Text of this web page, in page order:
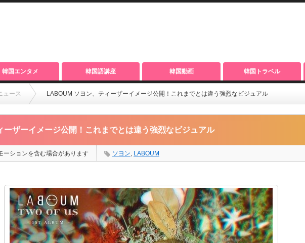
韓国エンタメ 韓国語講座 韓国動画 韓国トラベル
ュース LABOUM ソヨン、ティーザーイメージ公開！これまでとは違う強烈なビジュアル
ーザーイメージ公開！これまでとは違う強烈なビジュアル
ーションを含む場合があります ソヨン, LABOUM